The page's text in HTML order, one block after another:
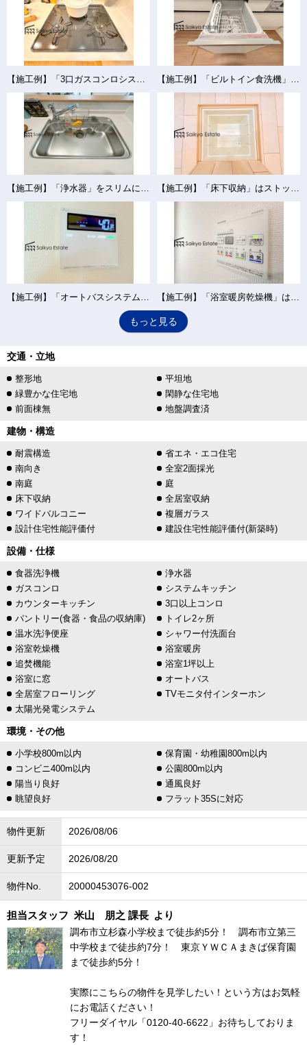
【施工例】「3口ガスコンロシステム」はたくさんの料理が同時に作れて便利な上、凹凸が少ないフラットトップなのでお掃除も楽々です。 【施工例】「ビルトイン食洗機」は手洗いよりも経済的で家計に優しく、家事の負担を軽減してくれるママの強い味方ですね。
【施工例】「浄水器」をスリムに内蔵したハンドシャワー式の水栓金具です。シンクもスッキリ！ 【施工例】「床下収納」はストックの食材や普段使わない調理器具・食器などを管理しやすく収納できます。
【施工例】「オートバスシステム」は浴室のお湯張り、温度調整などを、キッチンなど浴室以外から操作が出来る便利なシステムです。 【施工例】「浴室暖房乾燥機」は梅雨や花粉の時期、雨の日の洗濯物の乾燥に重宝します。寒い冬も入浴前の暖房運転で快適なバスタイムを♪
もっと見る
交通・立地
整形地
平坦地
緑豊かな住宅地
閑静な住宅地
前面棟無
地盤調査済
建物・構造
耐震構造
省エネ・エコ住宅
南向き
全室2面採光
南庭
庭
床下収納
全居室収納
ワイドバルコニー
複層ガラス
設計住宅性能評価付
建設住宅性能評価付(新築時)
設備・仕様
食器洗浄機
浄水器
ガスコンロ
システムキッチン
カウンターキッチン
3口以上コンロ
パントリー(食器・食品の収納庫)
トイレ2ヶ所
温水洗浄便座
シャワー付洗面台
浴室乾燥機
浴室暖房
追焚機能
浴室1坪以上
浴室に窓
オートバス
全居室フローリング
TVモニタ付インターホン
太陽光発電システム
環境・その他
小学校800m以内
保育園・幼稚園800m以内
コンビニ400m以内
公園800m以内
陽当り良好
通風良好
眺望良好
フラット35Sに対応
物件更新 2026/08/06
更新予定 2026/08/20
物件No. 20000453076-002
担当スタッフ 米山 朋之 課長 より
調布市立杉森小学校まで徒歩約5分！ 調布市立第三
中学校まで徒歩約7分！ 東京ＹＷＣＡまきば保育園
まで徒歩約5分！
実際にこちらの物件を見学したい！という方はお気軽
にお電話ください！
フリーダイヤル「0120-40-6622」お待ちしておりま
す！